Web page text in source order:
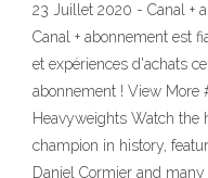
23 Juillet 2020 - Canal +
Canal + abonnement est
et expériences d'achats
abonnement ! View More
Heavyweights Watch the
champion in history,
Daniel Cormier and